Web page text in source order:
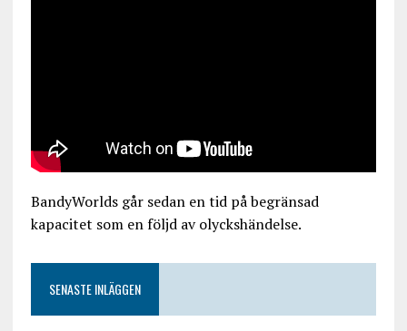
BandyWorlds går sedan en tid på begränsad
kapacitet som en följd av olyckshändelse.
SENASTE INLÄGGEN